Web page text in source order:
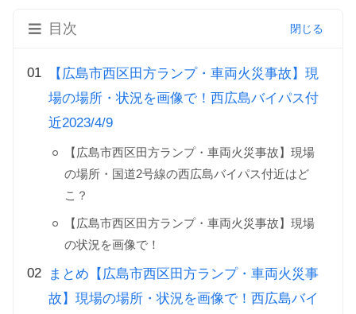
目次
【広島市西区田方ランプ・車両火災事故】現
場の場所・状況を画像で！西広島バイパス付
近2023/4/9
【広島市西区田方ランプ・車両火災事故】現場
の場所・国道2号線の西広島バイパス付近はど
こ？
【広島市西区田方ランプ・車両火災事故】現場
の状況を画像で！
まとめ【広島市西区田方ランプ・車両火災事
故】現場の場所・状況を画像で！西広島バイ